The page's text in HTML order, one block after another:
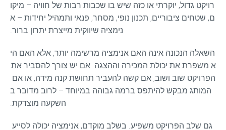
רויקט גדול, יוקרתי או כזה שיש בו שכבות רבות של חוויה – מיקו
ם, שטחים ציבוריים, תכנון נופי, מסחר, פנאי ותמהיל יחידות – א
נימציה שיווקית מייצרת יתרון ברור.
השאלה הנכונה אינה האם אנימציה מרשימה יותר, אלא האם הי
המותג מבקש להיתפס ברמה גבוהה במיוחד – לרוב מדובר ב
השקעה מוצדקת.